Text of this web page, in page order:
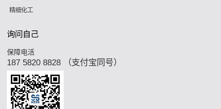
精细化工
询问自己
保障电活
187 5820 8828 （支付宝同号）